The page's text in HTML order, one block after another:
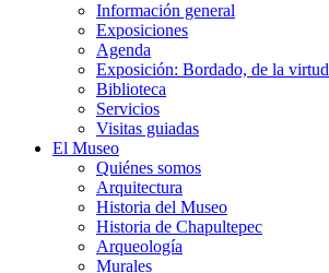
Información general
Exposiciones
Agenda
Exposición: Bordado, de la virtud
Biblioteca
Servicios
Visitas guiadas
El Museo
Quiénes somos
Arquitectura
Historia del Museo
Historia de Chapultepec
Arqueología
Murales